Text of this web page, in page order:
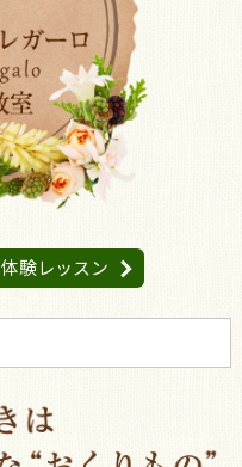
体験レッスン